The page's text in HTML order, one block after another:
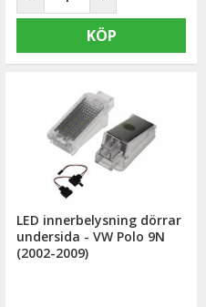
KÖP
LED innerbelysning dörrar
undersida - VW Polo 9N
(2002-2009)